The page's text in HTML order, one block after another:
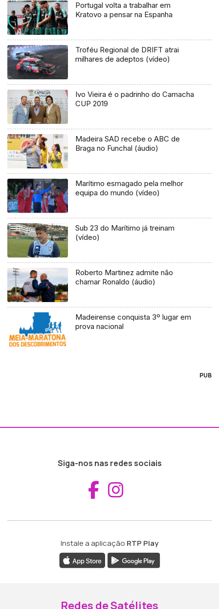
Portugal volta a trabalhar em
Kratovo a pensar na Espanha
Troféu Regional de DRIFT atrai
milhares de adeptos (vídeo)
Ivo Vieira é o padrinho do Camacha
CUP 2019
Madeira SAD recebe o ABC de
Braga no Funchal (áudio)
Marítimo esmagado pela melhor
equipa do mundo (vídeo)
Sub 23 do Marítimo já treinam
(vídeo)
Roberto Martinez admite não
chamar Ronaldo (áudio)
Madeirense conquista 3º lugar em
prova nacional
PUB
Siga-nos nas redes sociais
Aceder ao
Instale a aplicação RTP Play
Redes de Satélites